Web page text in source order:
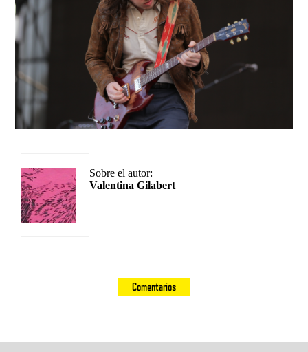
Sobre el autor:
Valentina Gilabert
Comentarios